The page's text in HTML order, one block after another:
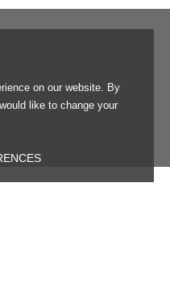
on our website. By
like to change your